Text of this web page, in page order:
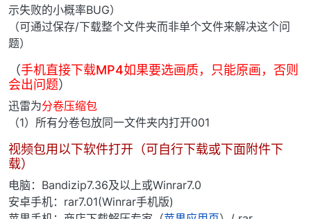
示失败的小概率BUG）
（可通过保存/下载整个文件夹而非单个文件来解决这个问
题）
（手机直接下载MP4如果要选画质，只能原画，否则
会出问题）
迅雷为分卷压缩包
（1）所有分卷包放同一文件夹内打开001
视频包用以下软件打开（可自行下载或下面附件下
载）
电脑：Bandizip7.36及以上或Winrar7.0
安卓手机：rar7.01(Winrar手机版)